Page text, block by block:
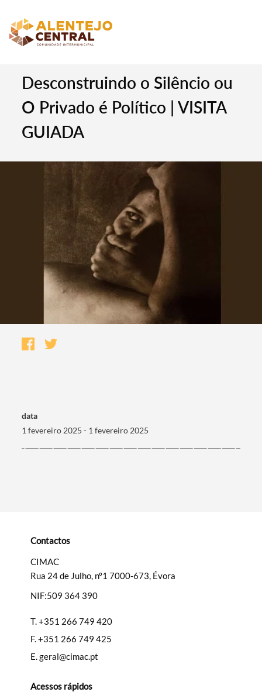
Termo de Pesquisa
Filtros
Desconstruindo o Silêncio ou
O Privado é Político | VISITA
GUIADA
data
1 fevereiro 2025 - 1 fevereiro 2025
Contactos
CIMAC
Rua 24 de Julho, nº1 7000-673, Évora
NIF:509 364 390
T.+351 266 749 420
F.+351 266 749 425
E.geral@cimac.pt
Acessos rápidos